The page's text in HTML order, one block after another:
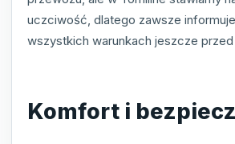
uczciwość, dlatego zawsze
wszystkich warunkach jeszcze
Komfort i